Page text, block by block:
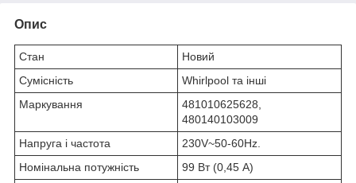
Опис
Стан
Новий
Сумісність
Whirlpool та інші
Маркування
481010625628,
480140103009
Напруга і частота
230V~50-60Hz.
Номінальна потужність
99 Вт (0,45 А)